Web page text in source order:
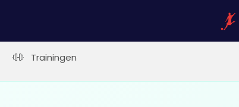
Trainingen